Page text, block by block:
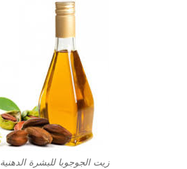
زيت الجوجوبا للبشرة الدهنية